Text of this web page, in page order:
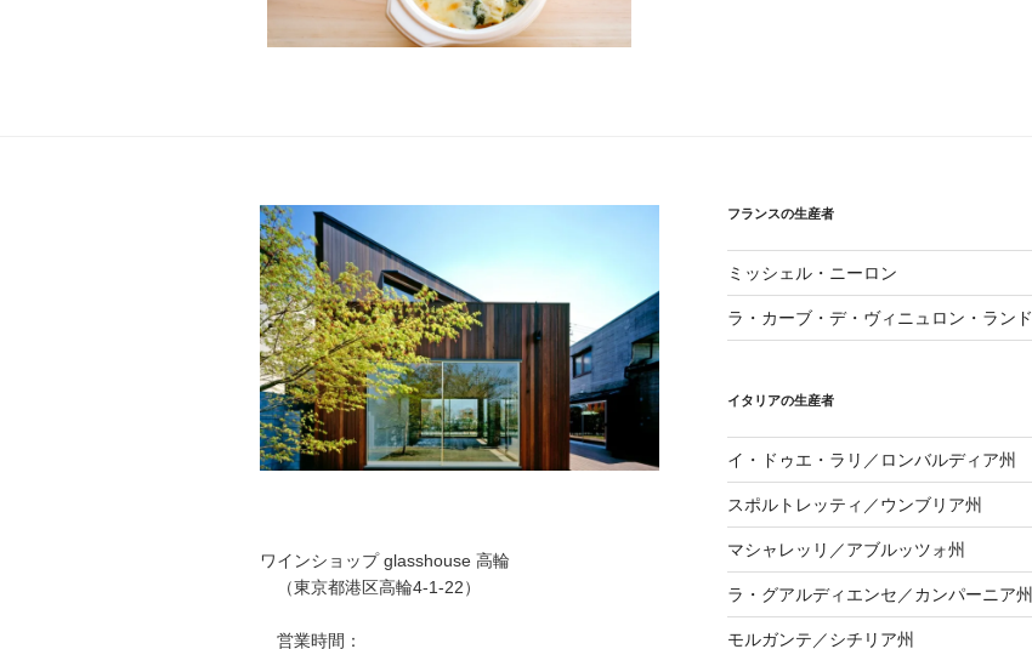
ワインショップ glasshouse 高輪
（東京都港区高輪4-1-22）
営業時間：
フランスの生産者
ミッシェル・ニーロン
ラ・カーブ・デ・ヴィニュロン・ランド
イタリアの生産者
イ・ドゥエ・ラリ／ロンバルディア州
スポルトレッティ／ウンブリア州
マシャレッリ／アブルッツォ州
ラ・グアルディエンセ／カンパーニア州
モルガンテ／シチリア州